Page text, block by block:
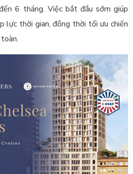
6 tháng. Việc bắt đầu sớm giúp
lực thời gian, đồng thời tối ưu chiến